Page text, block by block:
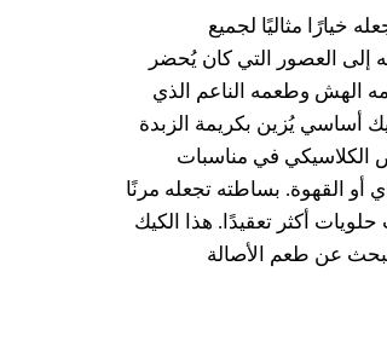
خيارًا مثاليًا لجميع
إلى العصور التي كان يُحضر
الهش وطعمه الناعم الذي
أساسي يُزين بكريمة الزبدة
الكلاسيكي في مناسبات
أو القهوة. بساطته تجعله مرنًا
أكثر تعقيدًا. هذا الكيك
يبحث عن طعم الأصالة